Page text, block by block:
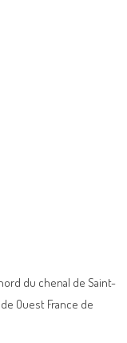
du chenal de Saint-
Ouest France de